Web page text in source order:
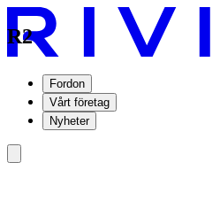
Fordon
Vårt företag
Nyheter
R2